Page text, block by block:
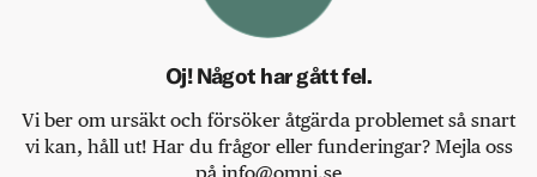
Oj! Något har gått fel.
Vi ber om ursäkt och försöker åtgärda problemet så snart
vi kan, håll ut! Har du frågor eller funderingar? Mejla oss